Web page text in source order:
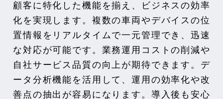
顧客に特化した機能を揃え、ビジネスの効率
化を実現します。複数の車両やデバイスの位
置情報をリアルタイムで一元管理でき、迅速
な対応が可能です。業務運用コストの削減や
自社サービス品質の向上が期待できます。デ
ータ分析機能を活用して、運用の効率化や改
善点の抽出が容易になります。導入後も安心